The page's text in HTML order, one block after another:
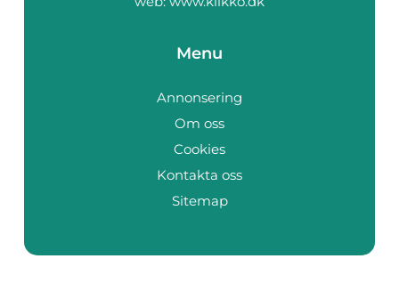
Menu
Annonsering
Om oss
Cookies
Kontakta oss
Sitemap